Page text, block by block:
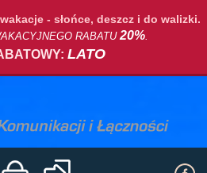
- słońce, deszcz i do walizki.
RABATU20%.
LATO